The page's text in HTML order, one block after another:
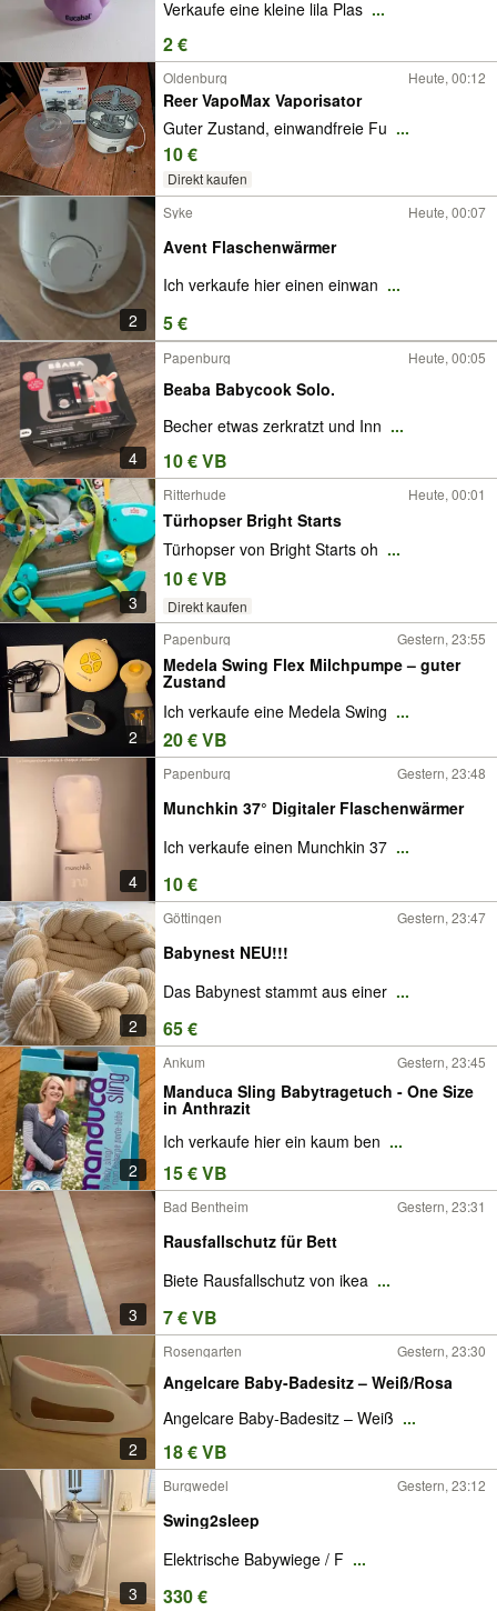
Verkaufe eine kleine lila Plas ...
2 €
Oldenburg Heute, 00:12
Reer VapoMax Vaporisator
Guter Zustand, einwandfreie Fu ...
10 €
Direkt kaufen
2
Syke Heute, 00:07
Avent Flaschenwärmer
Ich verkaufe hier einen einwan ...
5 €
4
Papenburg Heute, 00:05
Beaba Babycook Solo.
Becher etwas zerkratzt und Inn ...
10 € VB
3
Ritterhude Heute, 00:01
Türhopser Bright Starts
Türhopser von Bright Starts oh ...
10 € VB
Direkt kaufen
2
Papenburg Gestern, 23:55
Medela Swing Flex Milchpumpe – guter
Zustand
Ich verkaufe eine Medela Swing ...
20 € VB
4
Papenburg Gestern, 23:48
Munchkin 37° Digitaler Flaschenwärmer
Ich verkaufe einen Munchkin 37 ...
10 €
2
Göttingen Gestern, 23:47
Babynest NEU!!!
Das Babynest stammt aus einer ...
65 €
2
Ankum Gestern, 23:45
Manduca Sling Babytragetuch - One Size
in Anthrazit
Ich verkaufe hier ein kaum ben ...
15 € VB
3
Bad Bentheim Gestern, 23:31
Rausfallschutz für Bett
Biete Rausfallschutz von ikea ...
7 € VB
2
Rosengarten Gestern, 23:30
Angelcare Baby-Badesitz – Weiß/Rosa
Angelcare Baby-Badesitz – Weiß ...
18 € VB
3
Burgwedel Gestern, 23:12
Swing2sleep
Elektrische Babywiege / F ...
330 €